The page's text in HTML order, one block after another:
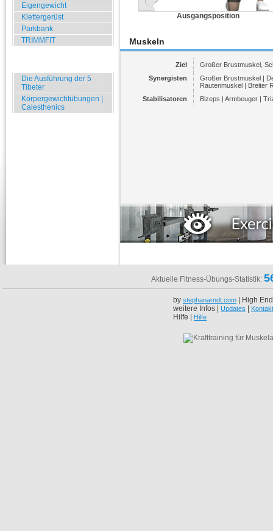
Eigengewicht
Klettergerüst
Parkbank
TRIMMFIT
Die Ausführung der 5
Tibeter
Körpergewichtübungen |
Calesthenics
Ausgangsposition
Muskeln
Ziel
Großer Brustmuskel,
Synergisten
Großer Brustmuskel |
Rautenmuskel | Breiter
Stabilisatoren
Bizeps | Armbeuger |
Aktuelle Fitness-Übungs-Statistik:
by stephanarndt.com | High
weitere Infos | Updates Kontakt
Hilfe | Hilfe